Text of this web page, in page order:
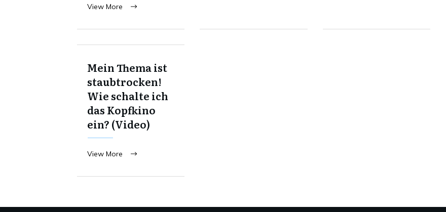
View More
Mein Thema ist
staubtrocken!
Wie schalte ich
das Kopfkino
ein? (Video)
View More